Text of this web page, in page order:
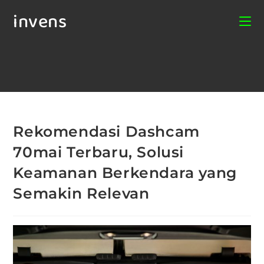
invens
Rekomendasi Dashcam
70mai Terbaru, Solusi
Keamanan Berkendara yang
Semakin Relevan